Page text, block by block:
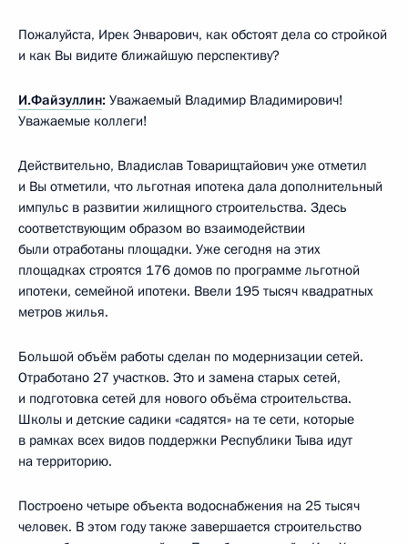
Пожалуйста, Ирек Энварович, как обстоят дела со стройкой
и как Вы видите ближайшую перспективу?
И.Файзуллин: Уважаемый Владимир Владимирович!
Уважаемые коллеги!
Действительно, Владислав Товарищтайович уже отметил
и Вы отметили, что льготная ипотека дала дополнительный
импульс в развитии жилищного строительства. Здесь
соответствующим образом во взаимодействии
были отработаны площадки. Уже сегодня на этих
площадках строятся 176 домов по программе льготной
ипотеки, семейной ипотеки. Ввели 195 тысяч квадратных
метров жилья.
Большой объём работы сделан по модернизации сетей.
Отработано 27 участков. Это и замена старых сетей,
и подготовка сетей для нового объёма строительства.
Школы и детские садики «садятся» на те сети, которые
в рамках всех видов поддержки Республики Тыва идут
на территорию.
Построено четыре объекта водоснабжения на 25 тысяч
человек. В этом году также завершается строительство